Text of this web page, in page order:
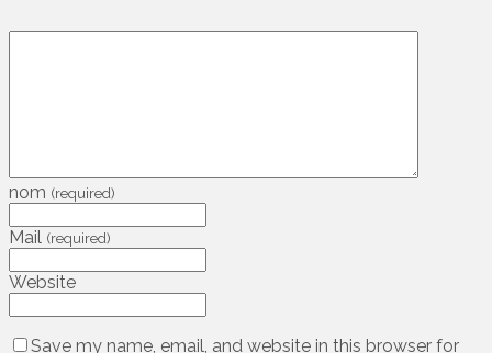
nom (required)
Mail (required)
Website
Save my name, email, and website in this browser for